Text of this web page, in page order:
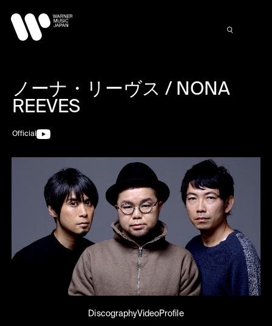
ノーナ・リーヴス / NONA
REEVES
Official
DiscographyVideoProfile